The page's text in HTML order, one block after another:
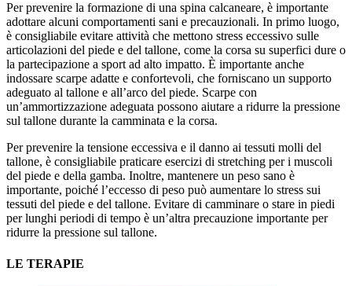
Per prevenire la formazione di una spina calcaneare, è importante
adottare alcuni comportamenti sani e precauzionali. In primo luogo,
è consigliabile evitare attività che mettono stress eccessivo sulle
articolazioni del piede e del tallone, come la corsa su superfici dure o
la partecipazione a sport ad alto impatto. È importante anche
indossare scarpe adatte e confortevoli, che forniscano un supporto
adeguato al tallone e all’arco del piede. Scarpe con
un’ammortizzazione adeguata possono aiutare a ridurre la pressione
sul tallone durante la camminata e la corsa.
Per prevenire la tensione eccessiva e il danno ai tessuti molli del
tallone, è consigliabile praticare esercizi di stretching per i muscoli
del piede e della gamba. Inoltre, mantenere un peso sano è
importante, poiché l’eccesso di peso può aumentare lo stress sui
tessuti del piede e del tallone. Evitare di camminare o stare in piedi
per lunghi periodi di tempo è un’altra precauzione importante per
ridurre la pressione sul tallone.
LE TERAPIE